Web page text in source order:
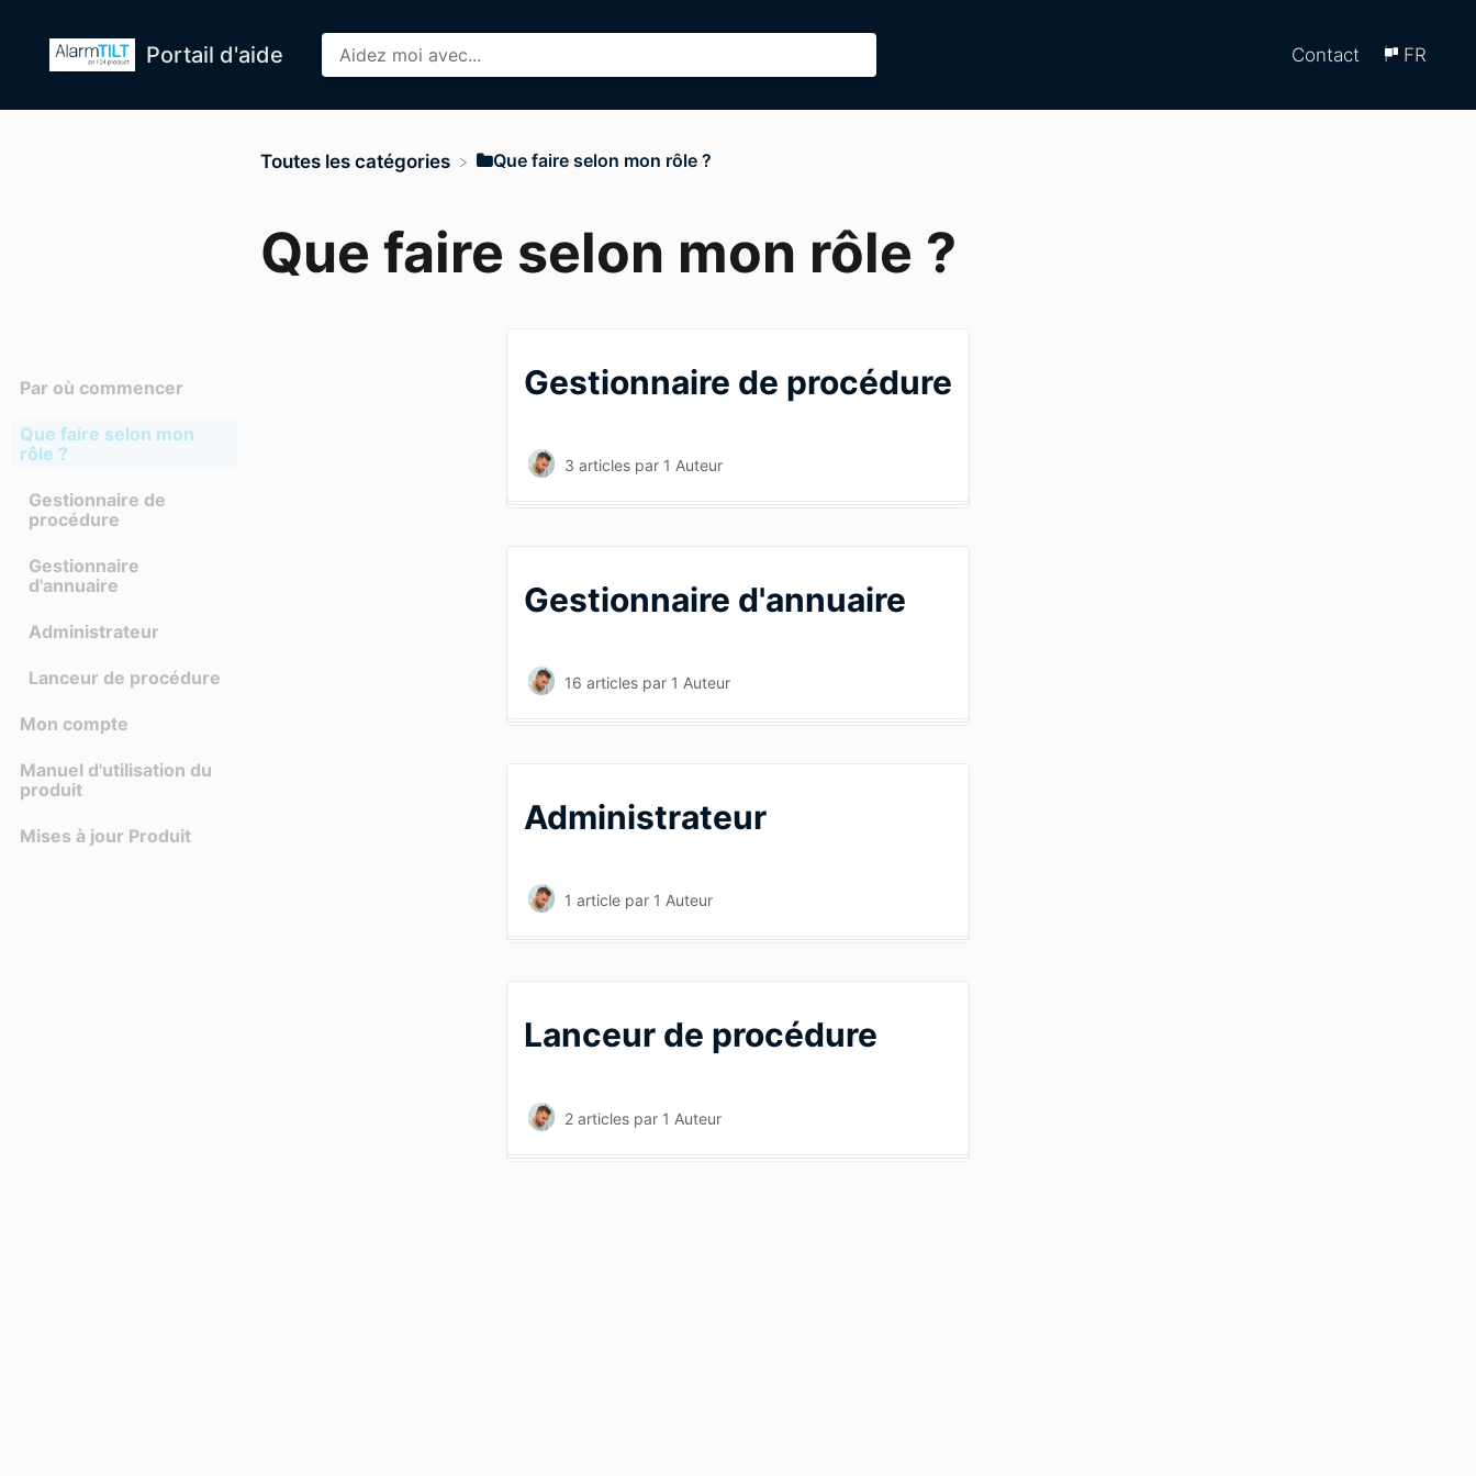
Portail d'aide Contact FR
Toutes les catégories ​Que faire selon mon rôle ?
Par où commencer
Que faire selon mon
rôle ?
Gestionnaire de
procédure
Gestionnaire
d'annuaire
Administrateur
Lanceur de procédure
Mon compte
Manuel d'utilisation du
produit
Mises à jour Produit
Que faire selon mon rôle ?
Gestionnaire de procédure
3 articles par 1 Auteur
Gestionnaire d'annuaire
16 articles par 1 Auteur
Administrateur
1 article par 1 Auteur
Lanceur de procédure
2 articles par 1 Auteur